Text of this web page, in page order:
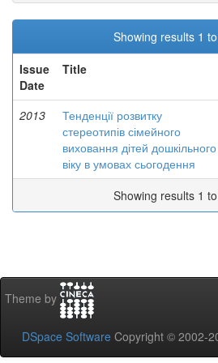
Showing results 1
Issue
Date
Title
2013
Тенденції розвитку
стереотипів сімейного
виховання дітей дошкільного
віку в умовах сьогодення
Showing results 1
Theme by
DSpace Software Copyright © 2002-